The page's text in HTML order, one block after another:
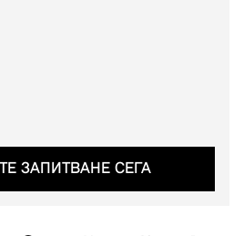
ЗАПИТВАНЕ СЕГА